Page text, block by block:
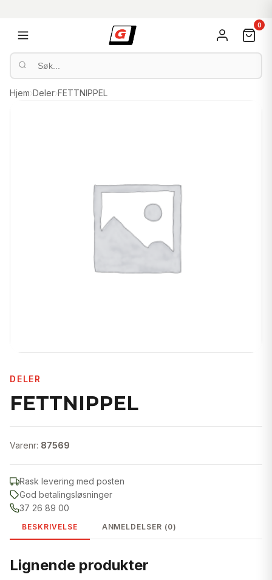
0
Hjem›Deler›FETTNIPPEL
DELER
FETTNIPPEL
Varenr: 87569
Rask levering med posten
God betalingsløsninger
37 26 89 00
BESKRIVELSE ANMELDELSER (0)
Lignende produkter